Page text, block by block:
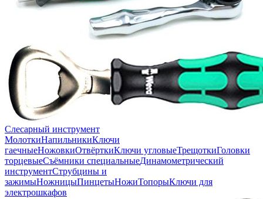
Слесарный инструмент
МолоткиНапильникиКлючи
гаечныеНожовкиОтвёрткиКлючи угловыеТрещоткиГоловки
торцевыеСъёмники специальныеДинамометрический
инструментСтрубцины и
зажимыНожницыПинцетыНожиТопорыКлючи для
электрошкафов